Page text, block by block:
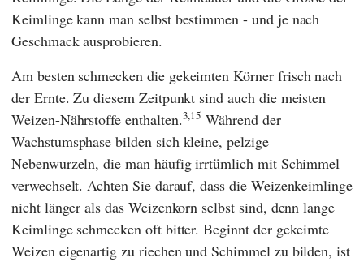
Keimlinge kann man selbst bestimmen - und je nach
Geschmack ausprobieren.
Am besten schmecken die gekeimten Körner frisch nach
der Ernte. Zu diesem Zeitpunkt sind auch die meisten
Weizen-Nährstoffe enthalten.3,15 Während der
Wachstumsphase bilden sich kleine, pelzige
Nebenwurzeln, die man häufig irrtümlich mit Schimmel
verwechselt. Achten Sie darauf, dass die Weizenkeimlinge
nicht länger als das Weizenkorn selbst sind, denn lange
Keimlinge schmecken oft bitter. Beginnt der gekeimte
Weizen eigenartig zu riechen und Schimmel zu bilden, ist